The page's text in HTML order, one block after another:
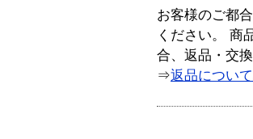
お客様のご都
ください。 商
合、返品・交
⇒返品につい